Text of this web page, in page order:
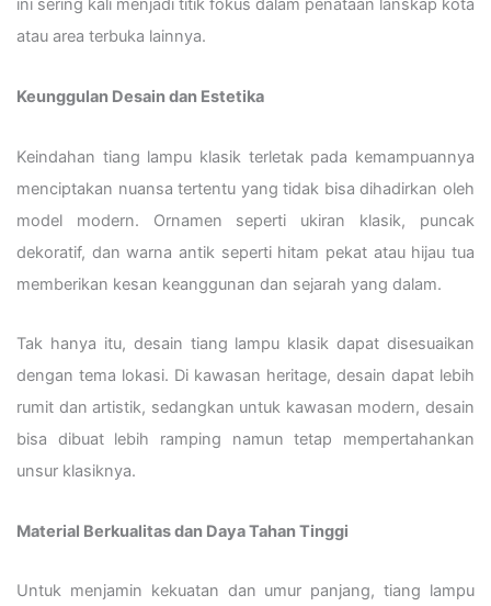
ini sering kali menjadi titik fokus dalam penataan lanskap kota
atau area terbuka lainnya.
Keunggulan Desain dan Estetika
Keindahan tiang lampu klasik terletak pada kemampuannya
menciptakan nuansa tertentu yang tidak bisa dihadirkan oleh
model modern. Ornamen seperti ukiran klasik, puncak
dekoratif, dan warna antik seperti hitam pekat atau hijau tua
memberikan kesan keanggunan dan sejarah yang dalam.
Tak hanya itu, desain tiang lampu klasik dapat disesuaikan
dengan tema lokasi. Di kawasan heritage, desain dapat lebih
rumit dan artistik, sedangkan untuk kawasan modern, desain
bisa dibuat lebih ramping namun tetap mempertahankan
unsur klasiknya.
Material Berkualitas dan Daya Tahan Tinggi
Untuk menjamin kekuatan dan umur panjang, tiang lampu